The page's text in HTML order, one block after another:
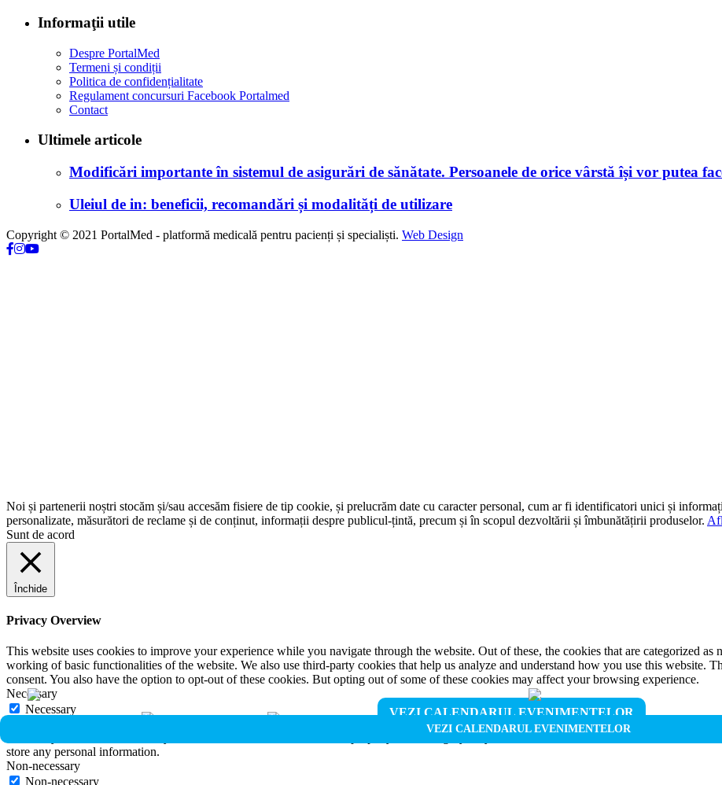
VEZI CALENDARUL EVENIMENTELOR
VEZI CALENDARUL EVENIMENTELOR
Informaţii utile
Despre PortalMed
Termeni și condiții
Politica de confidențialitate
Regulament concursuri Facebook Portalmed
Contact
Ultimele articole
Modificări importante în sistemul de asigurări de sănătate. Persoanele de orice vârstă își vor putea
Uleiul de in: beneficii, recomandări și modalități de utilizare
Copyright © 2021 PortalMed - platformă medicală pentru pacienți și specialiști. Web Design
Noi și partenerii noștri stocăm și/sau accesăm fisiere de tip cookie, și prelucrăm date cu caracter personal, cum ar fi identificatori unici și
personalizate, măsurători de reclame și de conținut, informații despre publicul-țintă, precum și în scopul dezvoltării și îmbunătățirii produselor.
Sunt de acord
Închide
Privacy Overview
This website uses cookies to improve your experience while you navigate through the website. Out of these, the cookies that are categorized as
working of basic functionalities of the website. We also use third-party cookies that help us analyze and understand how you use this website.
consent. You also have the option to opt-out of these cookies. But opting out of some of these cookies may affect your browsing experience.
Necessary
Necessary
store any personal information.
Non-necessary
Non-necessary